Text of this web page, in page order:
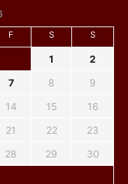
F S S
1
2
7 8
9
14 15
16
21 22
23
28 29
30